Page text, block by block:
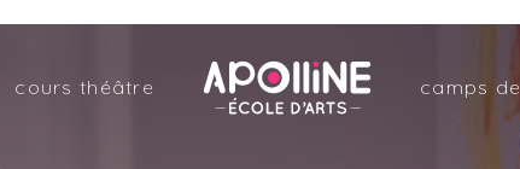
Apolline
–
École
cours théâtre camps